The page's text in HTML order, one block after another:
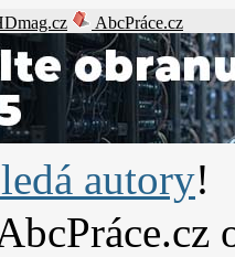
AbcPráce.cz
autory!